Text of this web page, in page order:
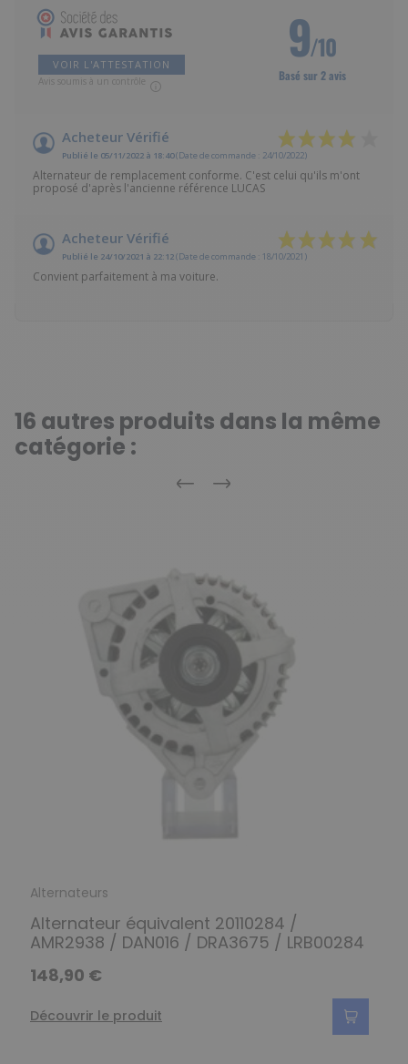
VOIR L'ATTESTATION
Avis soumis à un contrôle
9/10
Basé sur 2 avis
Acheteur Vérifié
Publié le 05/11/2022 à 18:40(Date de commande : 24/10/2022)
Alternateur de remplacement conforme. C'est celui qu'ils m'ont
proposé d'après l'ancienne référence LUCAS
Acheteur Vérifié
Publié le 24/10/2021 à 22:12(Date de commande : 18/10/2021)
Convient parfaitement à ma voiture.
16 autres produits dans la même
catégorie :
Précédent
Suivant
Alternateurs
Alternateur équivalent 20110284 /
AMR2938 / DAN016 / DRA3675 / LRB00284
148,90 €
Découvrir le produit